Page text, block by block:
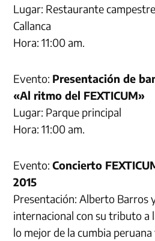
Lugar: Restaurante
Callanca
Hora: 11:00 am.
Evento: Presentación de
«Al ritmo del FEXTICUM»
Lugar: Parque principal
Hora: 11:00 am.
Evento:Concierto
2015
Presentación: Alberto Barros
internacional con su tributo a
lo mejor de la cumbia